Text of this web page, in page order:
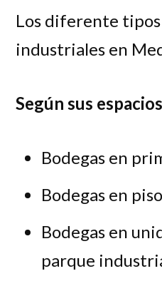
Los diferente
industriales en
Según sus
Bodegas en
Bodegas en
Bodegas en
parque